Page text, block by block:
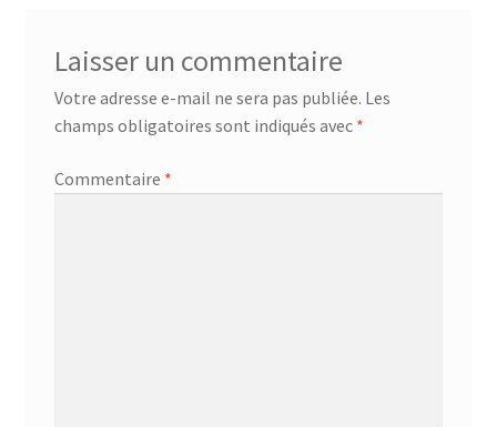
Laisser un commentaire
Votre adresse e-mail ne sera pas publiée. Les
champs obligatoires sont indiqués avec *
Commentaire *